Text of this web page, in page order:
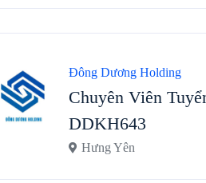
Đông Dương Holding
Chuyên Viên
DDKH643
Hưng Yên